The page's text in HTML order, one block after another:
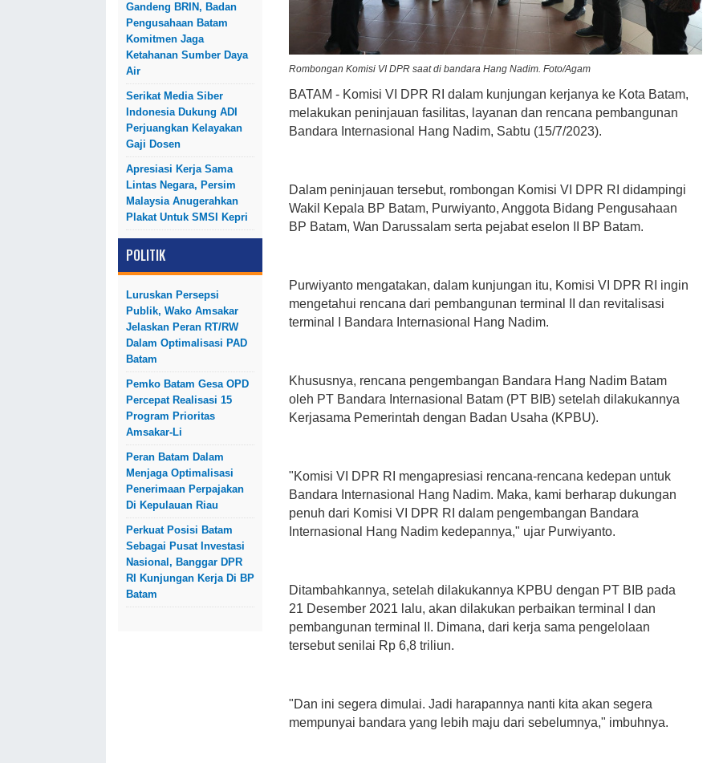
Gandeng BRIN, Badan
Pengusahaan Batam
Komitmen Jaga
Ketahanan Sumber Daya
Air
Serikat Media Siber
Indonesia Dukung ADI
Perjuangkan Kelayakan
Gaji Dosen
Apresiasi Kerja Sama
Lintas Negara, Persim
Malaysia Anugerahkan
Plakat Untuk SMSI Kepri
POLITIK
Luruskan Persepsi
Publik, Wako Amsakar
Jelaskan Peran RT/RW
Dalam Optimalisasi PAD
Batam
Pemko Batam Gesa OPD
Percepat Realisasi 15
Program Prioritas
Amsakar-Li
Peran Batam Dalam
Menjaga Optimalisasi
Penerimaan Perpajakan
Di Kepulauan Riau
Perkuat Posisi Batam
Sebagai Pusat Investasi
Nasional, Banggar DPR
RI Kunjungan Kerja Di BP
Batam
Rombongan Komisi VI DPR saat di bandara Hang Nadim. Foto/Agam
BATAM - Komisi VI DPR RI dalam kunjungan kerjanya ke Kota Batam,
melakukan peninjauan fasilitas, layanan dan rencana pembangunan
Bandara Internasional Hang Nadim, Sabtu (15/7/2023).
Dalam peninjauan tersebut, rombongan Komisi VI DPR RI didampingi
Wakil Kepala BP Batam, Purwiyanto, Anggota Bidang Pengusahaan
BP Batam, Wan Darussalam serta pejabat eselon II BP Batam.
Purwiyanto mengatakan, dalam kunjungan itu, Komisi VI DPR RI ingin
mengetahui rencana dari pembangunan terminal II dan revitalisasi
terminal I Bandara Internasional Hang Nadim.
Khususnya, rencana pengembangan Bandara Hang Nadim Batam
oleh PT Bandara Internasional Batam (PT BIB) setelah dilakukannya
Kerjasama Pemerintah dengan Badan Usaha (KPBU).
"Komisi VI DPR RI mengapresiasi rencana-rencana kedepan untuk
Bandara Internasional Hang Nadim. Maka, kami berharap dukungan
penuh dari Komisi VI DPR RI dalam pengembangan Bandara
Internasional Hang Nadim kedepannya," ujar Purwiyanto.
Ditambahkannya, setelah dilakukannya KPBU dengan PT BIB pada
21 Desember 2021 lalu, akan dilakukan perbaikan terminal I dan
pembangunan terminal II. Dimana, dari kerja sama pengelolaan
tersebut senilai Rp 6,8 triliun.
"Dan ini segera dimulai. Jadi harapannya nanti kita akan segera
mempunyai bandara yang lebih maju dari sebelumnya," imbuhnya.